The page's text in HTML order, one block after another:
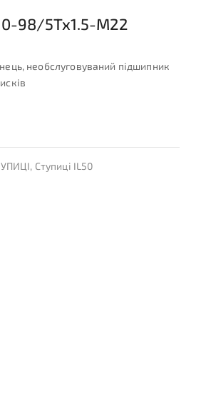
98/5Tx1.5-M22
необслуговуваний підшипник
, Ступиці IL50